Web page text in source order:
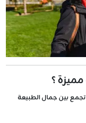
؟
تجمع بين جمال الطبيعة